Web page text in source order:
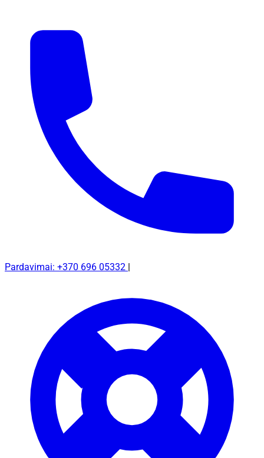
Pardavimai: +370 696 05332 |